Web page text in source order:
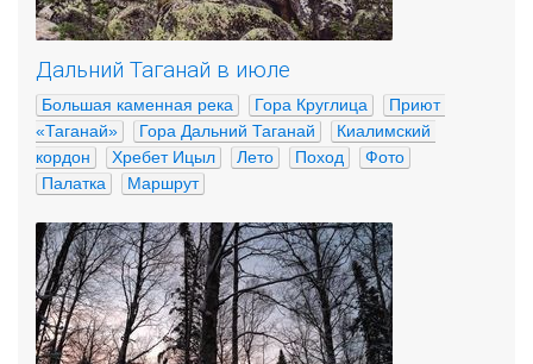
Дальний Таганай в июле
Большая каменная река Гора Круглица
Приют
«Таганай»
Гора Дальний Таганай
Киалимский
кордон
Хребет Ицыл Лето Поход
Фото
Палатка
Маршрут